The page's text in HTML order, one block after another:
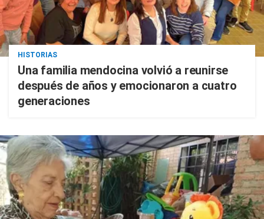
HISTORIAS
Una familia mendocina volvió a reunirse
después de años y emocionaron a cuatro
generaciones